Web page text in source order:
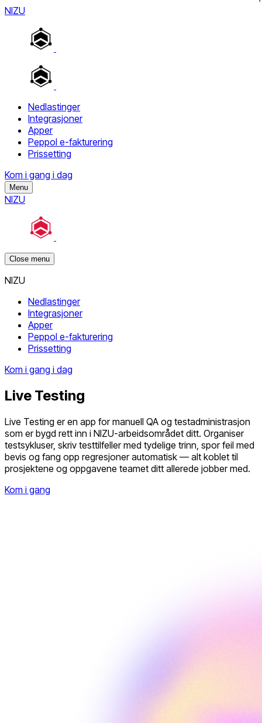
NIZU
Nedlastinger
Integrasjoner
Apper
Peppol e-fakturering
Prissetting
Kom i gang i dag
Menu
NIZU
Close menu
NIZU
Nedlastinger
Integrasjoner
Apper
Peppol e-fakturering
Prissetting
Kom i gang i dag
Live Testing
Live Testing er en app for manuell QA og testadministrasjon
som er bygd rett inn i NIZU-arbeidsområdet ditt. Organiser
testsykluser, skriv testtilfeller med tydelige trinn, spor feil med
bevis og fang opp regresjoner automatisk — alt koblet til
prosjektene og oppgavene teamet ditt allerede jobber med.
Kom i gang